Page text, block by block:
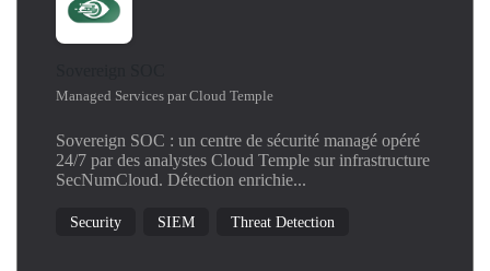
Managed Services par Cloud Temple
Sovereign SOC : un centre de sécurité managé opéré
24/7 par des analystes Cloud Temple sur infrastructure
SecNumCloud. Détection enrichie...
Security SIEM Threat Detection